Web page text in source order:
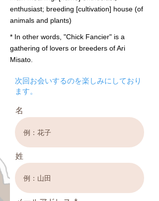
enthusiast; breeding [cultivation] house (of
animals and plants)
* In other words, "Chick Fancier" is a
gathering of lovers or breeders of Ari
Misato.
次回お会いするのを楽しみにしており
ます。
名
姓